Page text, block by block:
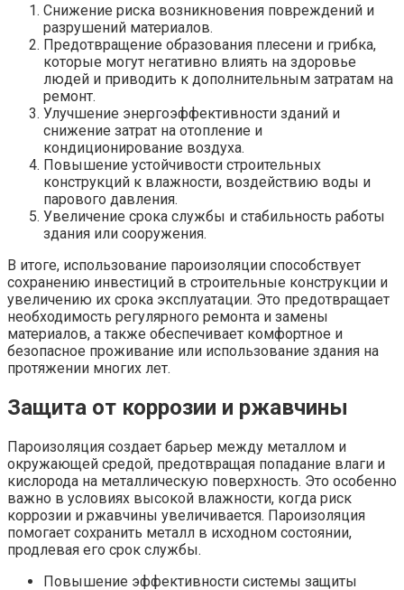
Снижение риска возникновения повреждений и
разрушений материалов.
Предотвращение образования плесени и грибка,
которые могут негативно влиять на здоровье
людей и приводить к дополнительным затратам на
ремонт.
Улучшение энергоэффективности зданий и
снижение затрат на отопление и
кондиционирование воздуха.
Повышение устойчивости строительных
конструкций к влажности, воздействию воды и
парового давления.
Увеличение срока службы и стабильность работы
здания или сооружения.
В итоге, использование пароизоляции способствует
сохранению инвестиций в строительные конструкции и
увеличению их срока эксплуатации. Это предотвращает
необходимость регулярного ремонта и замены
материалов, а также обеспечивает комфортное и
безопасное проживание или использование здания на
протяжении многих лет.
Защита от коррозии и ржавчины
Пароизоляция создает барьер между металлом и
окружающей средой, предотвращая попадание влаги и
кислорода на металлическую поверхность. Это особенно
важно в условиях высокой влажности, когда риск
коррозии и ржавчины увеличивается. Пароизоляция
помогает сохранить металл в исходном состоянии,
продлевая его срок службы.
Повышение эффективности системы защиты